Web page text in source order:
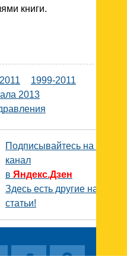
книги.
2011
1999-2011
2013
Подписывайтесь на наш
канал
в Яндекс.Дзен
Здесь есть другие наши
статьи!